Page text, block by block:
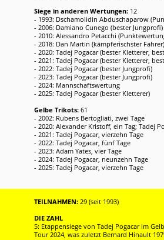
Siege in anderen Wertungen: 12
- 1993: Dschamolidin Abduschaparow
- 2006: Damiano Cunego (bester Jungprofi)
- 2010: Alessandro Petacchi
- 2018: Dan Martin (kämpferischster Fahrer)
- 2020: Tadej Pogacar (bester Kletterer,
- 2021: Tadej Pogacar (bester Kletterer,
- 2022: Tadej Pogacar (bester Jungprofi)
- 2023: Tadej Pogacar (bester Jungprofi)
- 2024: Mannschaftswertung
- 2025: Tadej Pogacar (bester Kletterer)
Gelbe Trikots: 61
- 2002: Rubens Bertogliati, zwei Tage
- 2020: Alexander Kristoff, ein Tag; Tadej
- 2021: Tadej Pogacar, vierzehn Tage
- 2022: Tadej Pogacar, fünf Tage
- 2023: Adam Yates, vier Tage
- 2024: Tadej Pogacar, neunzehn Tage
- 2025: Tadej Pogacar, vierzehn Tage
TEILNAHMEN: 29 (seit 1993)
DIE ZAHL
5: Etappensiege von Tadej Pogacar im
Tour 2024, was zuletzt Bernard Hinault